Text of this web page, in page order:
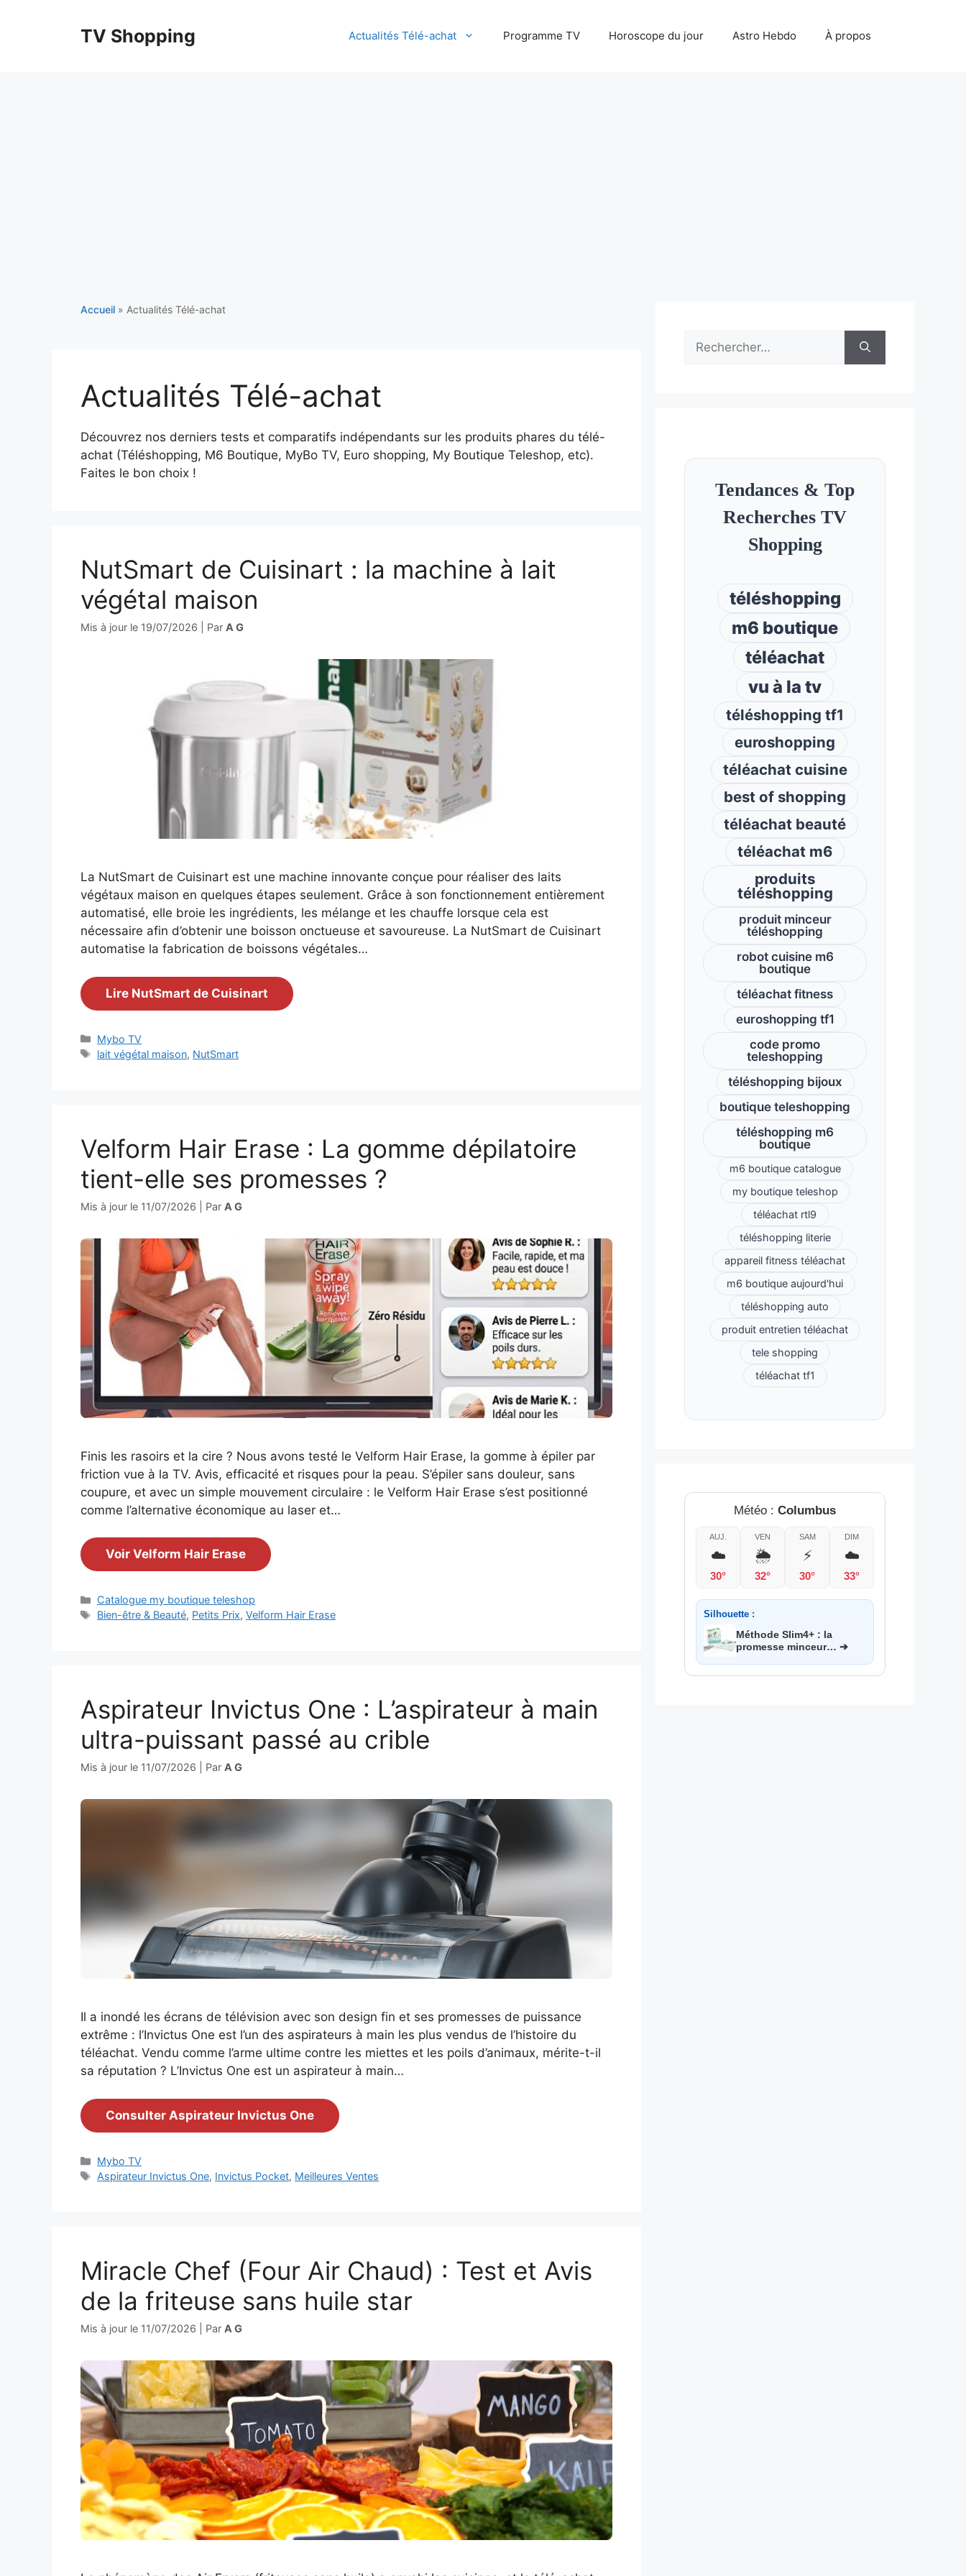
TV Shopping Actualités Télé-achat Programme TV Horoscope du jour Astro Hebdo À propos
Accueil » Actualités Télé-achat
Actualités Télé-achat
Découvrez nos derniers tests et comparatifs indépendants sur les produits phares du télé-
achat (Téléshopping, M6 Boutique, MyBo TV, Euro shopping, My Boutique Teleshop, etc).
Faites le bon choix !
NutSmart de Cuisinart : la machine à lait
végétal maison
Mis à jour le 19/07/2026 Par A G
La NutSmart de Cuisinart est une machine innovante conçue pour réaliser des laits
végétaux maison en quelques étapes seulement. Grâce à son fonctionnement entièrement
automatisé, elle broie les ingrédients, les mélange et les chauffe lorsque cela est
nécessaire afin d’obtenir une boisson onctueuse et savoureuse. La NutSmart de Cuisinart
automatise la fabrication de boissons végétales…
Lire NutSmart de Cuisinart
Catégories
Mybo TV
Étiquettes
lait végétal maison, NutSmart
Velform Hair Erase : La gomme dépilatoire
tient-elle ses promesses ?
Mis à jour le 11/07/2026 Par A G
Finis les rasoirs et la cire ? Nous avons testé le Velform Hair Erase, la gomme à épiler par
friction vue à la TV. Avis, efficacité et risques pour la peau. S’épiler sans douleur, sans
coupure, et avec un simple mouvement circulaire : le Velform Hair Erase s’est positionné
comme l’alternative économique au laser et…
Voir Velform Hair Erase
Catégories
Catalogue my boutique teleshop
Étiquettes
Bien-être & Beauté, Petits Prix,Velform Hair Erase
Aspirateur Invictus One : L’aspirateur à main
ultra-puissant passé au crible
Mis à jour le 11/07/2026 Par A G
Il a inondé les écrans de télévision avec son design fin et ses promesses de puissance
extrême : l’Invictus One est l’un des aspirateurs à main les plus vendus de l’histoire du
téléachat. Vendu comme l’arme ultime contre les miettes et les poils d’animaux, mérite-t-il
sa réputation ? L’Invictus One est un aspirateur à main…
Consulter Aspirateur Invictus One
Catégories
Mybo TV
Étiquettes
Aspirateur Invictus One, Invictus Pocket, Meilleures Ventes
Miracle Chef (Four Air Chaud) : Test et Avis
de la friteuse sans huile star
Mis à jour le 11/07/2026 Par A G
Rechercher :
Tendances & Top
Recherches TV
Shopping
téléshopping
m6 boutique
téléachat
vu à la tv
téléshopping tf1
euroshopping
téléachat cuisine
best of shopping
téléachat beauté
téléachat m6
produits
téléshopping
produit minceur
téléshopping
robot cuisine m6
boutique
téléachat fitness
euroshopping tf1
code promo
teleshopping
téléshopping bijoux
boutique teleshopping
téléshopping m6
boutique
m6 boutique catalogue
my boutique teleshop
téléachat rtl9
téléshopping literie
appareil fitness téléachat
m6 boutique aujourd'hui
téléshopping auto
produit entretien téléachat
tele shopping
téléachat tf1
Météo : Columbus
AUJ.
☁️
30°
VEN
🌦️
32°
SAM
⚡
30°
DIM
☁️
33°
Silhouette :
Méthode Slim4+ : la
promesse minceur… ➔